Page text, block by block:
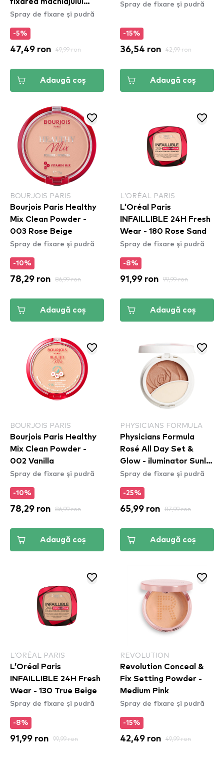
Makeup Setting Spray
Spray de fixare și pudră
-5%
47,49 ron 49,99 ron
Adaugă coș
Spray de fixare și pudră
-15%
36,54 ron 42,99 ron
Adaugă coș
BOURJOIS PARIS
Bourjois Paris Healthy
Mix Clean Powder -
003 Rose Beige
Spray de fixare și pudră
-10%
78,29 ron 86,99 ron
Adaugă coș
L’ORÉAL PARIS
L’Oréal Paris
INFAILLIBLE 24H Fresh
Wear - 180 Rose Sand
Spray de fixare și pudră
-8%
91,99 ron 99,99 ron
Adaugă coș
BOURJOIS PARIS
Bourjois Paris Healthy
Mix Clean Powder -
002 Vanilla
Spray de fixare și pudră
-10%
78,29 ron 86,99 ron
Adaugă coș
PHYSICIANS FORMULA
Physicians Formula
Rosé All Day Set &
Glow - iluminator Sunlit
Glow
Spray de fixare și pudră
-25%
65,99 ron 87,99 ron
Adaugă coș
L’ORÉAL PARIS
L’Oréal Paris
INFAILLIBLE 24H Fresh
Wear - 130 True Beige
Spray de fixare și pudră
-8%
91,99 ron 99,99 ron
REVOLUTION
Revolution Conceal &
Fix Setting Powder -
Medium Pink
Spray de fixare și pudră
-15%
42,49 ron 49,99 ron